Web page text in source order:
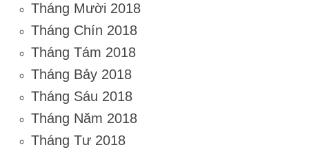
Tháng Mười 2018
Tháng Chín 2018
Tháng Tám 2018
Tháng Bảy 2018
Tháng Sáu 2018
Tháng Năm 2018
Tháng Tư 2018